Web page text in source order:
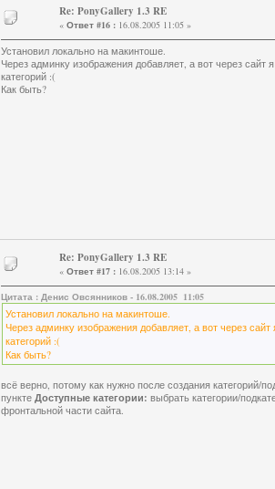
Re: PonyGallery 1.3 RE
« Ответ #16 : 16.08.2005 11:05 »
Установил локально на макинтоше.
Через админку изображения добавляет, а вот через сайт
категорий :(
Как быть?
Re: PonyGallery 1.3 RE
« Ответ #17 : 16.08.2005 13:14 »
Цитата : Денис Овсянников - 16.08.2005 11:05
Установил локально на макинтоше.
Через админку изображения добавляет, а вот через
категорий :(
Как быть?
всё верно, потому как нужно после создания категорий/
пункте Доступные категории: выбрать категории/
фронтальной части сайта.